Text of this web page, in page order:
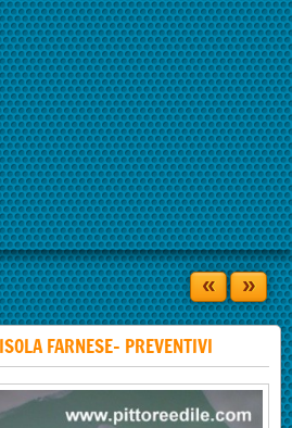
« »
FARNESE- PREVENTIVI